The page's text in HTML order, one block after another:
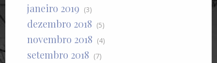
janeiro 2019 (3)
dezembro 2018 (5)
novembro 2018 (4)
setembro 2018 (7)